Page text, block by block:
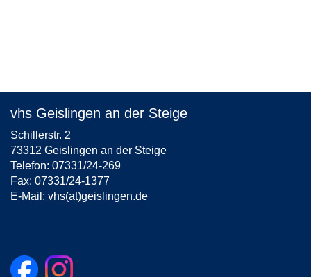
vhs Geislingen an der Steige
Schillerstr. 2
73312 Geislingen an der Steige
Telefon: 07331/24-269
Fax: 07331/24-1377
E-Mail: vhs(at)geislingen.de